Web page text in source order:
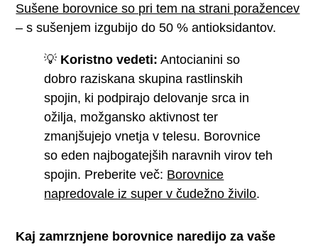
Sušene borovnice so pri tem na strani poražencev
– s sušenjem izgubijo do 50 % antioksidantov.
💡 Koristno vedeti: Antocianini so
dobro raziskana skupina rastlinskih
spojin, ki podpirajo delovanje srca in
ožilja, možgansko aktivnost ter
zmanjšujejo vnetja v telesu. Borovnice
so eden najbogatejših naravnih virov teh
spojin. Preberite več: Borovnice
napredovale iz super v čudežno živilo.
Kaj zamrznjene borovnice naredijo za vaše